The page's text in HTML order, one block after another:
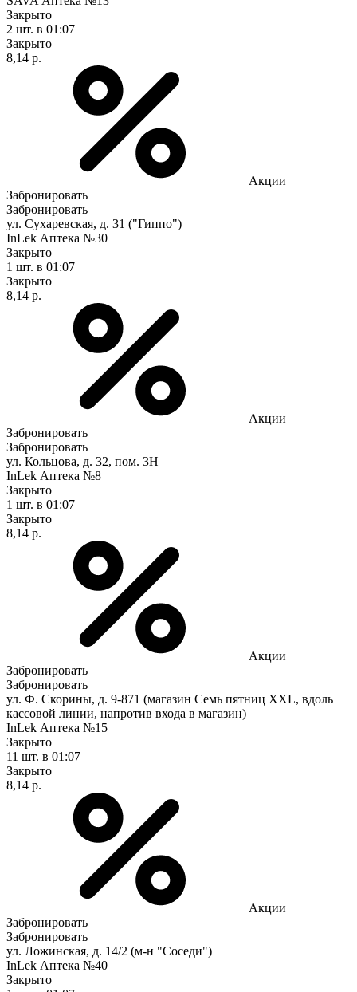
Закрыто
2 шт. в 01:07
Закрыто
8,14 р.
Акции
Забронировать
Забронировать
ул. Сухаревская, д. 31 ("Гиппо")
InLek Аптека №30
Закрыто
1 шт. в 01:07
Закрыто
8,14 р.
Акции
Забронировать
Забронировать
ул. Кольцова, д. 32, пом. 3Н
InLek Аптека №8
Закрыто
1 шт. в 01:07
Закрыто
8,14 р.
Акции
Забронировать
Забронировать
ул. Ф. Скорины, д. 9-871 (магазин Семь пятниц XXL, вдоль
кассовой линии, напротив входа в магазин)
InLek Аптека №15
Закрыто
11 шт. в 01:07
Закрыто
8,14 р.
Акции
Забронировать
Забронировать
ул. Ложинская, д. 14/2 (м-н "Соседи")
InLek Аптека №40
Закрыто